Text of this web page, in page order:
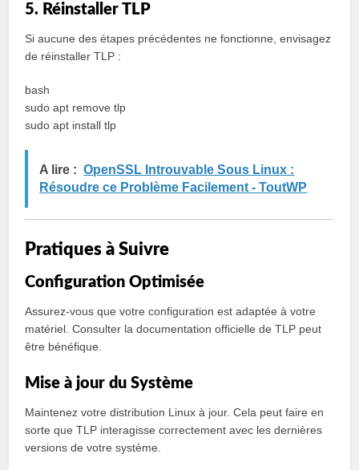
5. Réinstaller TLP
Si aucune des étapes précédentes ne fonctionne, envisagez
de réinstaller TLP :
bash
sudo apt remove tlp
sudo apt install tlp
A lire : OpenSSL Introuvable Sous Linux :
Résoudre ce Problème Facilement - ToutWP
Pratiques à Suivre
Configuration Optimisée
Assurez-vous que votre configuration est adaptée à votre
matériel. Consulter la documentation officielle de TLP peut
être bénéfique.
Mise à jour du Système
Maintenez votre distribution Linux à jour. Cela peut faire en
sorte que TLP interagisse correctement avec les dernières
versions de votre système.